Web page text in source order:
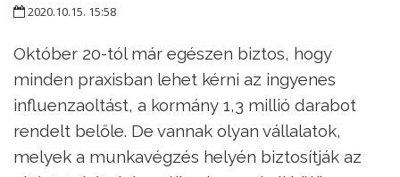
2020.10.15. 15:58
Október 20-tól már egészen biztos, hogy
minden praxisban lehet kérni az ingyenes
influenzaoltást, a kormány 1,3 millió darabot
rendelt belőle. De vannak olyan vállalatok,
melyek a munkavégzés helyén biztosítják az